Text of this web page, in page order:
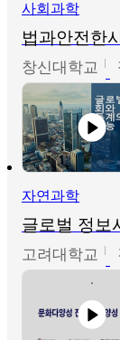
사회과학
법과안전한
창신대학교
자연과학
고려대학교